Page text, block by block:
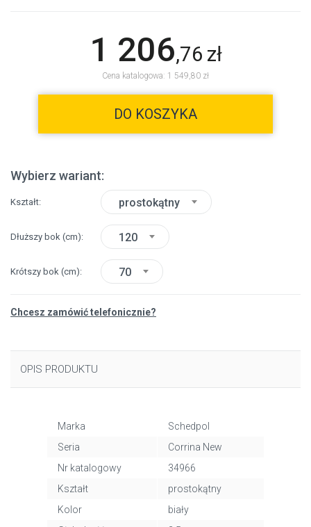
1 206,76 zł
Cena katalogowa: 1 549,80 zł
DO KOSZYKA
Wybierz wariant:
Kształt prostokątny
Dłuższy bok (cm) 120
Krótszy bok (cm) 70
Chcesz zamówić telefonicznie?
OPIS PRODUKTU
Marka
Schedpol
Seria
Corrina New
Nr katalogowy
34966
Kształt
prostokątny
Kolor
biały